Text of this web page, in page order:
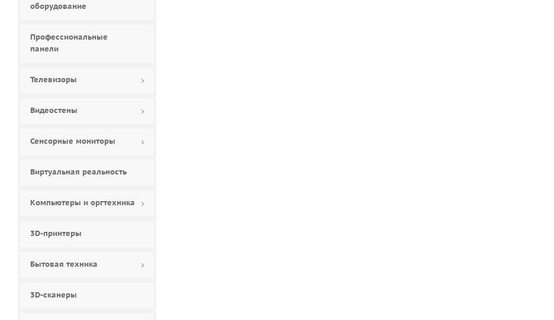
оборудование
Профессиональные
панели
Телевизоры
Видеостены
Сенсорные мониторы
Виртуальная реальность
Компьютеры и оргтехника
3D-принтеры
Бытовая техника
3D-сканеры